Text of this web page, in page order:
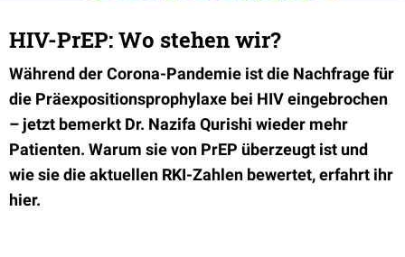
HIV-PrEP: Wo stehen wir?
Während der Corona-Pandemie ist die Nachfrage für
die Präexpositionsprophylaxe bei HIV eingebrochen
– jetzt bemerkt Dr. Nazifa Qurishi wieder mehr
Patienten. Warum sie von PrEP überzeugt ist und
wie sie die aktuellen RKI-Zahlen bewertet, erfahrt ihr
hier.